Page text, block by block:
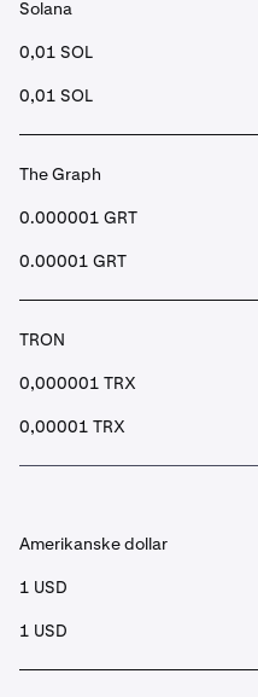
Solana
0,01 SOL
0,01 SOL
The Graph
0.000001 GRT
0.00001 GRT
TRON
0,000001 TRX
0,00001 TRX
Amerikanske dollar
1 USD
1 USD